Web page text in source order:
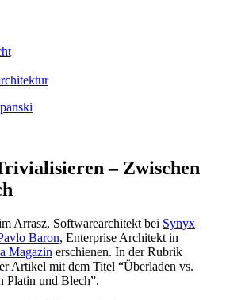
– Zwischen
Arrasz, Softwarearchitekt bei Synyx
Baron, Enterprise Architekt in
Magazin erschienen. In der Rubrik
Artikel mit dem Titel “Überladen vs.
Platin und Blech”.